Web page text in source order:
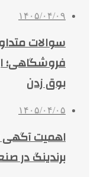
۱۴۰۵/۰۴/۰۹
سوالات
فروشگاهی؛
بوق زدن
۱۴۰۵/۰۴/۰۵
اهمیت آگهی
برندینگ در